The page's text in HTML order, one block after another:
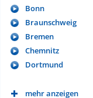
Bonn
Braunschweig
Bremen
Chemnitz
Dortmund
mehr anzeigen